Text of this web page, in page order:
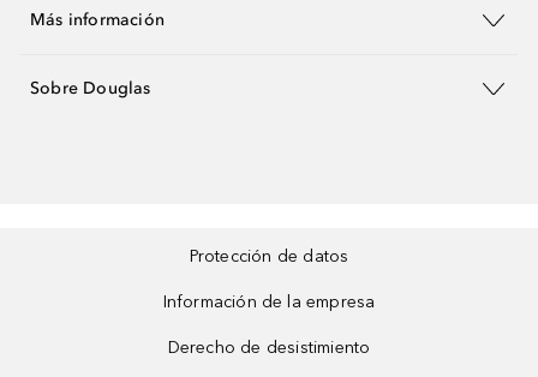
Más información
Sobre Douglas
Protección de datos
Información de la empresa
Derecho de desistimiento